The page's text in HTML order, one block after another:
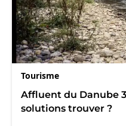
Tourisme
Affluent du Danube
solutions trouver ?